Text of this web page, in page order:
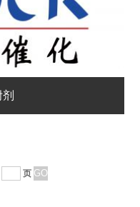
页